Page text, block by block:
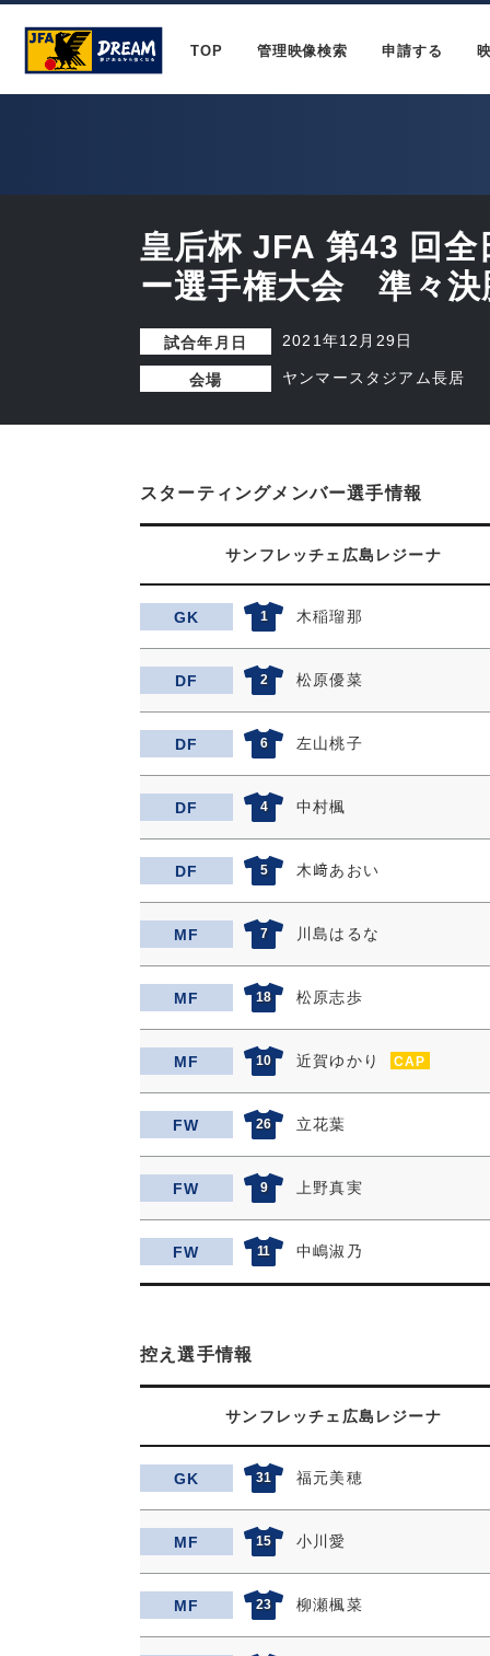
TOP 管理映像検索 申請する
皇后杯 JFA 第43 回
ー選手権大会 準々決
試合年月日 2021年12月29日
会場 ヤンマースタジアム長居
スターティングメンバー選手情報
サンフレッチェ広島レジーナ
GK 1 木稲瑠那
DF 2 松原優菜
DF 6 左山桃子
DF 4 中村楓
DF 5 木﨑あおい
MF 7 川島はるな
MF 18 松原志歩
MF 10 近賀ゆかり CAP
FW 26 立花葉
FW 9 上野真実
FW 11 中嶋淑乃
控え選手情報
サンフレッチェ広島レジーナ
GK 31 福元美穂
MF 15 小川愛
MF 23 柳瀬楓菜